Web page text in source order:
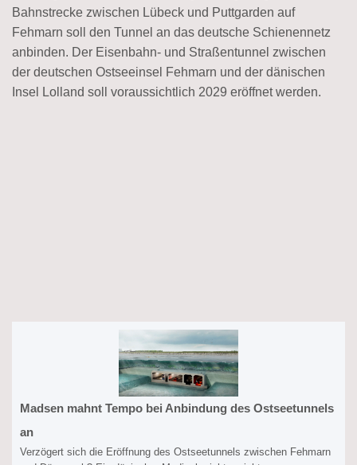
Bahnstrecke zwischen Lübeck und Puttgarden auf
Fehmarn soll den Tunnel an das deutsche Schienennetz
anbinden. Der Eisenbahn- und Straßentunnel zwischen
der deutschen Ostseeinsel Fehmarn und der dänischen
Insel Lolland soll voraussichtlich 2029 eröffnet werden.
Madsen mahnt Tempo bei Anbindung des Ostseetunnels
an
Verzögert sich die Eröffnung des Ostseetunnels zwischen Fehmarn